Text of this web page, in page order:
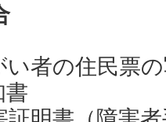
い者の住民票
書